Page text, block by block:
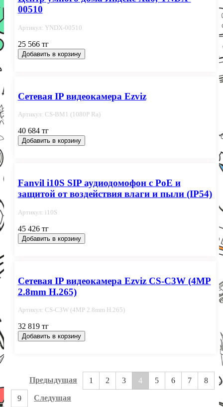
00510
Артикул: YNDX-00510
25 566 тг
Добавить в корзину
Сетевая IP видеокамера Ezviz
Артикул: CS-BM1 (1080P Ra)
40 684 тг
Добавить в корзину
Fanvil i10S SIP аудиодомофон с PoE и
защитой от воздействия влаги и пыли (IP54)
Артикул: i10S
45 426 тг
Добавить в корзину
Сетевая IP видеокамера Ezviz CS-C3W (4MP
2.8mm H.265)
Артикул: CS-C3W (4MP 2.8mm H.265)
32 819 тг
Добавить в корзину
Предыдущая 1 2 3 4 5 6 7 8
9 Следущая